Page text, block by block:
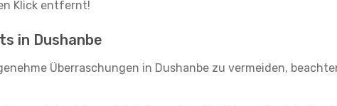
Klick entfernt!
in Dushanbe
Überraschungen in Dushanbe zu vermeiden,